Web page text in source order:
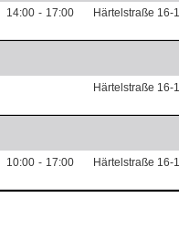
14:00 - 17:00 Härtelstraße 16-
Härtelstraße 16-
10:00 - 17:00 Härtelstraße 16-